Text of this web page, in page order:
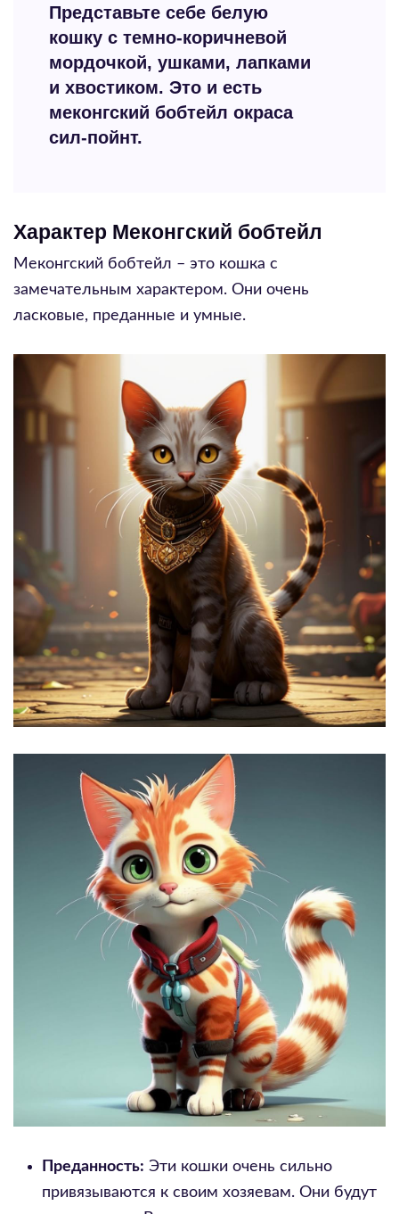
Представьте себе белую
кошку с темно-коричневой
мордочкой, ушками, лапками
и хвостиком. Это и есть
меконгский бобтейл окраса
сил-пойнт.
Характер Меконгский бобтейл
Меконгский бобтейл – это кошка с
замечательным характером. Они очень
ласковые, преданные и умные.
Преданность: Эти кошки очень сильно
привязываются к своим хозяевам. Они будут